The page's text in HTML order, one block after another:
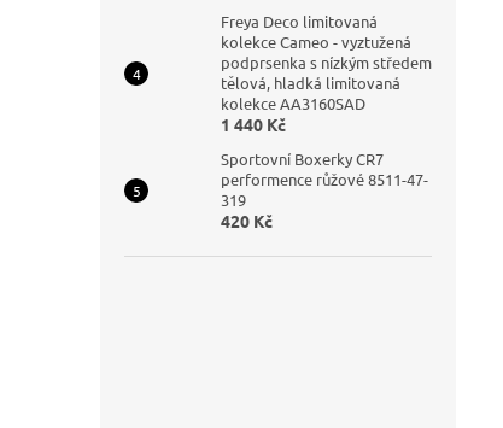
Freya Deco limitovaná
kolekce Cameo - vyztužená
podprsenka s nízkým středem
tělová, hladká limitovaná
kolekce AA3160SAD
1 440 Kč
Sportovní Boxerky CR7
performence růžové 8511-47-
319
420 Kč